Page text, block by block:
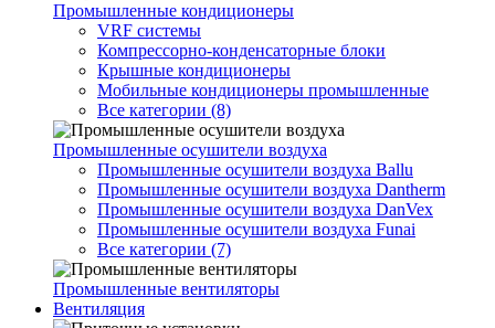
Промышленные кондиционеры
VRF системы
Компрессорно-конденсаторные блоки
Крышные кондиционеры
Мобильные кондиционеры промышленные
Все категории (8)
Промышленные осушители воздуха
Промышленные осушители воздуха Ballu
Промышленные осушители воздуха Dantherm
Промышленные осушители воздуха DanVex
Промышленные осушители воздуха Funai
Все категории (7)
Промышленные вентиляторы
Вентиляция